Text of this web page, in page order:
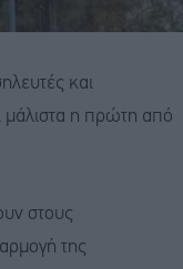
και
μάλιστα η πρώτη από
στους
της